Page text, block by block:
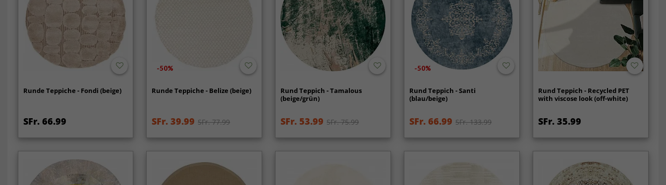
Runde Teppiche - Fondi (beige)
SFr. 66.99
-50%
Runde Teppiche - Belize (beige)
SFr. 39.99 SFr. 77.99
Rund Teppich - Tamalous
(beige/grün)
SFr. 53.99 SFr. 75.99
-50%
Rund Teppich - Santi
(blau/beige)
SFr. 66.99 SFr. 133.99
Rund Teppich - Recycled PET
with viscose look (off-white)
SFr. 35.99